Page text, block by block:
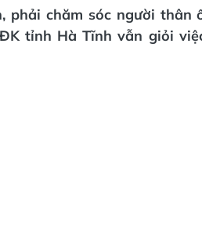
phải chăm sóc người thân
tỉnh Hà Tĩnh vẫn giỏi